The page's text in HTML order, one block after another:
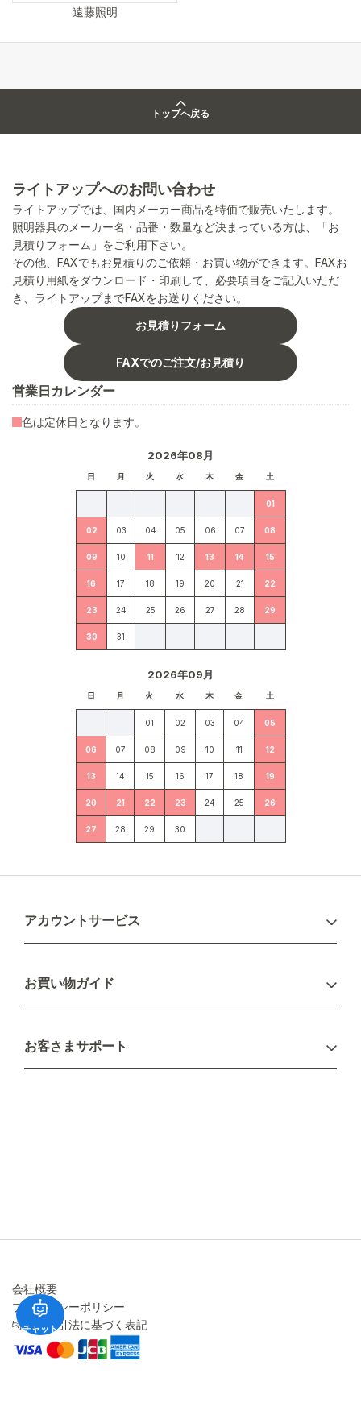
遠藤照明
チャット
トップへ戻る
ライトアップへのお問い合わせ
ライトアップでは、国内メーカー商品を特価で販売いたします。
照明器具のメーカー名・品番・数量など決まっている方は、「お
見積りフォーム」をご利用下さい。
その他、FAXでもお見積りのご依頼・お買い物ができます。FAXお
見積り用紙をダウンロード・印刷して、必要項目をご記入いただ
き、ライトアップまでFAXをお送りください。
お見積りフォーム
FAXでのご注文/お見積り
営業日カレンダー
2026年08月
日 月 火 水 木 金 土
01
02 03 04 05 06 07 08
09 10 11 12 13 14 15
16 17 18 19 20 21 22
23 24 25 26 27 28 29
30 31
2026年09月
日 月 火 水 木 金 土
01 02 03 04 05
06 07 08 09 10 11 12
13 14 15 16 17 18 19
20 21 22 23 24 25 26
27 28 29 30
色は定休日となります。
アカウントサービス
新規会員登録
お買い物ガイド
配送について
不良品・返品について
お客さまサポート
会社概要
プライバシーポリシー
特定商取引法に基づく表記